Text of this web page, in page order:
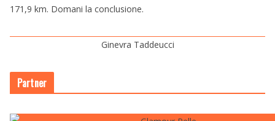
171,9 km. Domani la conclusione.
Ginevra Taddeucci
Partner